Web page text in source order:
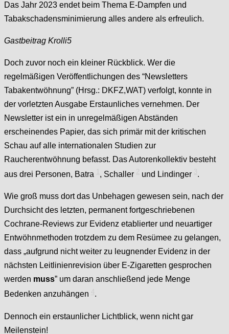
Das Jahr 2023 endet beim Thema E-Dampfen und
Tabakschadensminimierung alles andere als erfreulich.
Gastbeitrag Krolli5
Doch zuvor noch ein kleiner Rückblick. Wer die
regelmäßigen Veröffentlichungen des “Newsletters
Tabakentwöhnung” (Hrsg.: DKFZ,WAT) verfolgt, konnte in
der vorletzten Ausgabe Erstaunliches vernehmen. Der
Newsletter ist ein in unregelmäßigen Abständen
erscheinendes Papier, das sich primär mit der kritischen
Schau auf alle internationalen Studien zur
Raucherentwöhnung befasst. Das Autorenkollektiv besteht
aus drei Personen, Batra , Schaller und Lindinger .
Wie groß muss dort das Unbehagen gewesen sein, nach der
Durchsicht des letzten, permanent fortgeschriebenen
Cochrane-Reviews zur Evidenz etablierter und neuartiger
Entwöhnmethoden trotzdem zu dem Resümee zu gelangen,
dass „aufgrund nicht weiter zu leugnender Evidenz in der
nächsten Leitlinienrevision über E-Zigaretten gesprochen
werden muss” um daran anschließend jede Menge
Bedenken anzuhängen
.
Dennoch ein erstaunlicher Lichtblick, wenn nicht gar
Meilenstein!